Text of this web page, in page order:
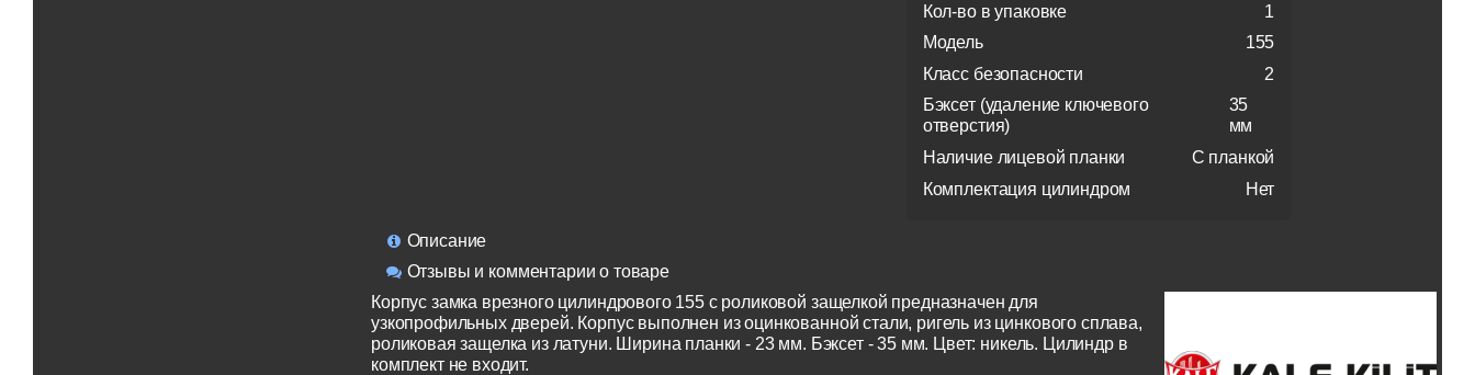
Кол-во в упаковке
1
Модель
155
Класс безопасности
2
Бэксет (удаление ключевого
отверстия)
35
мм
Наличие лицевой планки
С планкой
Комплектация цилиндром
Нет
Описание
Отзывы и комментарии о товаре
Корпус замка врезного цилиндрового 155 с роликовой защелкой предназначен для
узкопрофильных дверей. Корпус выполнен из оцинкованной стали, ригель из цинкового сплава,
роликовая защелка из латуни. Ширина планки - 23 мм. Бэксет - 35 мм. Цвет: никель. Цилиндр в
комплект не входит.